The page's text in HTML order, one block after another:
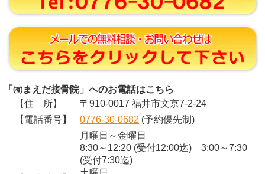
「㈲まえだ接骨院」へのお電話はこちら
【住 所】
〒910-0017 福井市文京7-2-24
【電話番号】
0776-30-0682 (予約優先制)
月曜日～金曜日
8:30～12:20 (受付12:00迄) 3:00～7:30
(受付7:30迄)